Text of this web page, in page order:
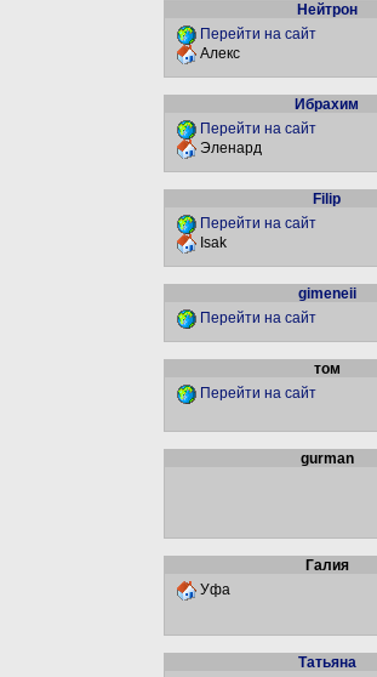
Нейтрон
Перейти на сайт
Алекс
Ибрахим
Перейти на сайт
Эленард
Filip
Перейти на сайт
Isak
gimeneii
Перейти на сайт
том
Перейти на сайт
gurman
Галия
Уфа
Татьяна